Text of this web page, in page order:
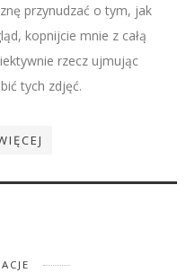
przynudzać o tym, jak
kopnijcie mnie z całą
rzecz ujmując
tych zdjęć.